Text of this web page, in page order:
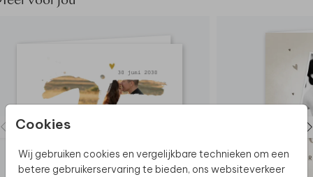
Cookies
Wij gebruiken cookies en vergelijkbare technieken om een
betere gebruikerservaring te bieden, ons websiteverkeer